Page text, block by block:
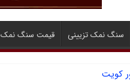
سنگ نمک تزیینی قیمت سنگ نمک
کویتو مزایای صادرات نمک صنعتی